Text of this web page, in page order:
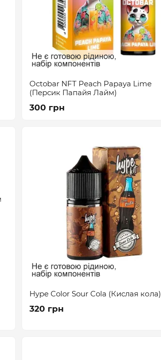
Octobar NFT Peach Papaya Lime
(Персик Папайя Лайм)
300 грн
Hype Color Sour Cola (Кислая кола)
320 грн